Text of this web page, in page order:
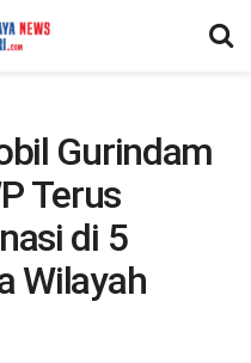
Gurindam
Terus
di 5
Wilayah